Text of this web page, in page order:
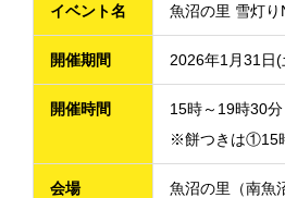
イベント名 魚沼の里 雪灯り
開催期間 2026年1月31日(
開催時間
15時～19時30分
※餅つきは①15
会場 魚沼の里（南魚